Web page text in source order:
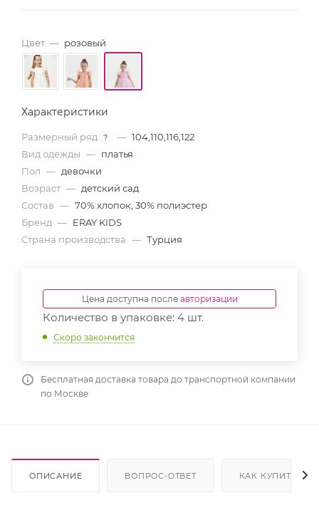
Цвет — розовый
Характеристики
Размерный ряд ? — 104,110,116,122
Вид одежды — платья
Пол — девочки
Возраст — детский сад
Состав — 70% хлопок, 30% полиэстер
Бренд — ERAY KIDS
Страна производства — Турция
Цена доступна после авторизации
Количество в упаковке: 4 шт.
Скоро закончится
Бесплатная доставка товара до транспортной компании
по Москве
ОПИСАНИЕ ВОПРОС-ОТВЕТ КАК КУПИТЬ